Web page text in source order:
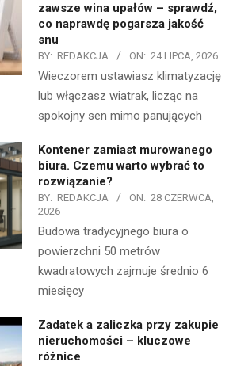
zawsze wina upałów – sprawdź,
co naprawdę pogarsza jakość
snu
BY: REDAKCJA ON: 24 LIPCA, 2026
Wieczorem ustawiasz klimatyzację
lub włączasz wiatrak, licząc na
spokojny sen mimo panujących
Kontener zamiast murowanego
biura. Czemu warto wybrać to
rozwiązanie?
BY: REDAKCJA ON: 28 CZERWCA,
2026
Budowa tradycyjnego biura o
powierzchni 50 metrów
kwadratowych zajmuje średnio 6
miesięcy
Zadatek a zaliczka przy zakupie
nieruchomości – kluczowe
różnice